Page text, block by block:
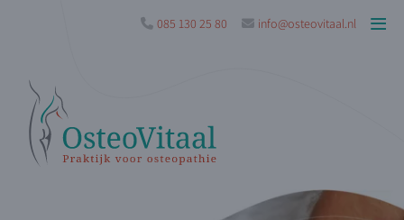
085 130 25 80 info@osteovitaal.nl